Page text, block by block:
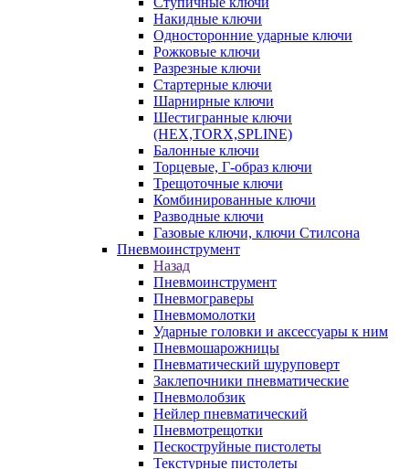
Накидные ключи
Односторонние ударные ключи
Рожковые ключи
Разрезные ключи
Стартерные ключи
Шарнирные ключи
Шестигранные ключи
(HEX,TORX,SPLINE)
Балонные ключи
Торцевые, Г-образ ключи
Трещоточные ключи
Комбинированные ключи
Разводные ключи
Газовые ключи, ключи Стилсона
Пневмоинструмент
Назад
Пневмоинструмент
Пневмограверы
Пневмомолотки
Ударные головки и аксессуары к ним
Пневмошарожницы
Пневматический шуруповерт
Заклепочники пневматические
Пневмолобзик
Нейлер пневматический
Пневмотрещотки
Пескоструйные пистолеты
Текстурные пистолеты